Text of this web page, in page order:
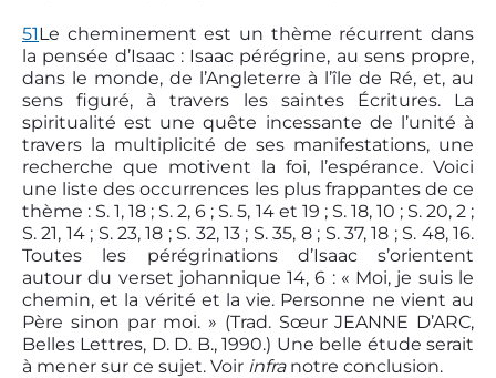
51Le cheminement est un thème récurrent dans
la pensée d’Isaac : Isaac pérégrine, au sens propre,
dans le monde, de l’Angleterre à l’île de Ré, et, au
sens figuré, à travers les saintes Écritures. La
spiritualité est une quête incessante de l’unité à
travers la multiplicité de ses manifestations, une
recherche que motivent la foi, l’espérance. Voici
une liste des occurrences les plus frappantes de ce
thème : S. 1, 18 ; S. 2, 6 ; S. 5, 14 et 19 ; S. 18, 10 ; S. 20, 2 ;
S. 21, 14 ; S. 23, 18 ; S. 32, 13 ; S. 35, 8 ; S. 37, 18 ; S. 48, 16.
Toutes les pérégrinations d’Isaac s’orientent
autour du verset johannique 14, 6 : « Moi, je suis le
chemin, et la vérité et la vie. Personne ne vient au
Père sinon par moi. » (Trad. Sœur JEANNE D’ARC,
Belles Lettres, D. D. B., 1990.) Une belle étude serait
à mener sur ce sujet. Voir infranotre conclusion.